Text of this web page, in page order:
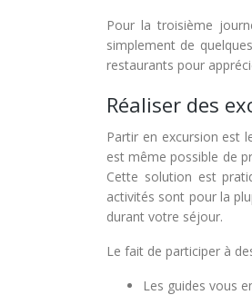
Pour la troisième
simplement de
restaurants pour
Réaliser des
Partir en excursion est
est même possible de
Cette solution est
activités sont pour la
durant votre séjour.
Le fait de participer à
Les guides vous